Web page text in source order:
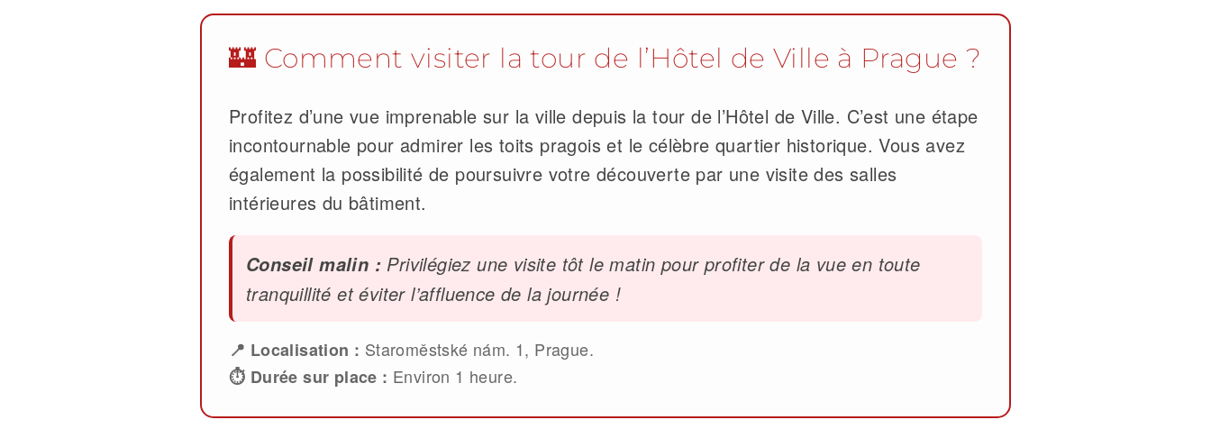
🏰 Comment visiter la tour de l’Hôtel de Ville à Prague ?
Profitez d’une vue imprenable sur la ville depuis la tour de l’Hôtel de Ville. C’est une étape
incontournable pour admirer les toits pragois et le célèbre quartier historique. Vous avez
également la possibilité de poursuivre votre découverte par une visite des salles
intérieures du bâtiment.
Conseil malin : Privilégiez une visite tôt le matin pour profiter de la vue en toute
tranquillité et éviter l’affluence de la journée !
📍 Localisation : Staroměstské nám. 1, Prague.
⏱️ Durée sur place : Environ 1 heure.